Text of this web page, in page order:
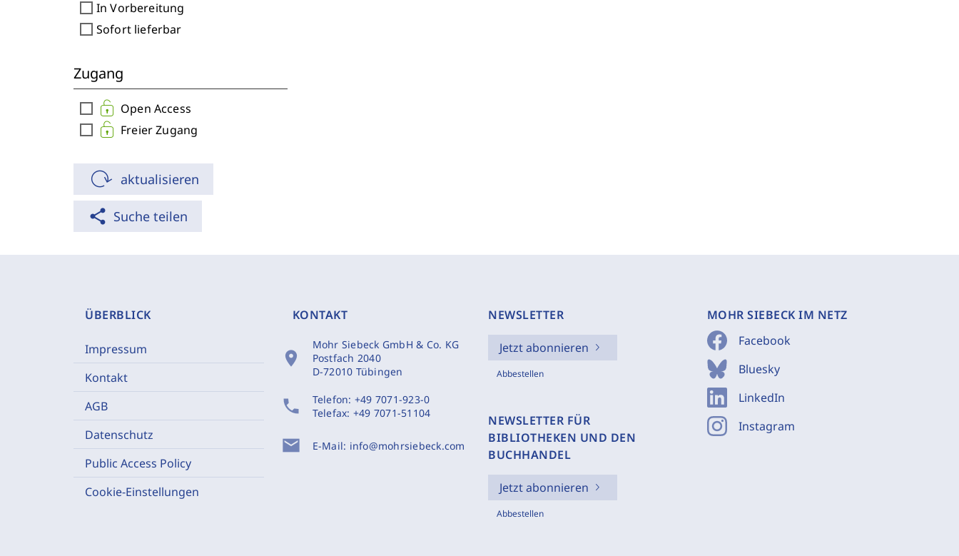
check_box_outline_blank In Vorbereitung
check_box_outline_blank Sofort lieferbar
Zugang
check_box_outline_blank Open Access
check_box_outline_blank Freier Zugang
aktualisieren
share Suche teilen
ÜBERBLICK
Impressum
Kontakt
AGB
Datenschutz
Public Access Policy
Cookie-Einstellungen
KONTAKT
location_on
Mohr Siebeck GmbH & Co. KG
Postfach 2040
D-72010 Tübingen
phone Telefon: +49 7071-923-0
Telefax: +49 7071-51104
mail E-Mail: info@mohrsiebeck.com
NEWSLETTER
Jetzt abonnieren
Abbestellen
NEWSLETTER FÜR
BIBLIOTHEKEN UND DEN
BUCHHANDEL
Jetzt abonnieren
Abbestellen
MOHR SIEBECK IM NETZ
Facebook
Bluesky
LinkedIn
Instagram